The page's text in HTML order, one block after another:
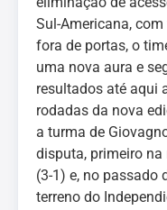
Sul-Americana,
fora de portas, o
uma nova aura e
resultados até aqui
rodadas da nova
a turma de
disputa, primeiro
(3-1) e, no passado
terreno do